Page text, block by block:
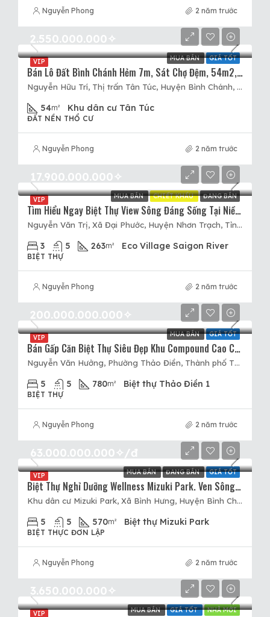
Nguyễn Phong 2 năm trước
VIP MUA BÁN GIÁ TỐT
2.550.000.000✧
Bán Lô Đất Bình Chánh Hẻm 7m, Sát Chợ Đệm, 54m2, Sổ Hồng Sẵn Công Chứng Ngay, XD Tự Do. Giá Thật
Nguyễn Hữu Trí, Thị trấn Tân Túc, Huyện Bình Chánh, Thành phố Hồ Chí Minh, Việt Nam, Thị trấn Tân Túc, Huyện Bình Chánh, Hồ Chí Minh
54m² Khu dân cư Tân Túc
ĐẤT NỀN THỔ CƯ
Nguyễn Phong 2 năm trước
VIP MUA BÁN CHIẾT KHẤU ĐANG BÁN
17.900.000.000✧
Tìm Hiểu Ngay Biệt Thự View Sông Đáng Sống Tại Niềm Nam. Chuẩn Yếu Tố Sống Xanh Tại Eco Village Saigon River
Nguyễn Văn Trị, Xã Đại Phước, Huyện Nhơn Trạch, Tỉnh Đồng Nai, Việt Nam, Huyện Nhơn Trạch, Đồng Nai
3 5 263m² Eco Village Saigon River
BIỆT THỰ
Nguyễn Phong 2 năm trước
VIP MUA BÁN GIÁ TỐT
200.000.000.000✧
Bán Gấp Căn Biệt Thự Siêu Đẹp Khu Compound Cao Cấp Thảo Điền. Giá Cực Tốt. 200 Tỷ – 780m2. Cực Hot…
Nguyễn Văn Hưởng, Phường Thảo Điền, Thành phố Thủ Đức, Thành phố Hồ Chí Minh, 71107, Việt Nam, Quận 2, Hồ Chí Minh
5 5 780m² Biệt thự Thảo Điền 1
BIỆT THỰ
Nguyễn Phong 2 năm trước
VIP MUA BÁN ĐANG BÁN GIÁ TỐT
63.000.000.000✧/đ
Biệt Thự Nghỉ Dưỡng Wellness Mizuki Park. Ven Sông. Trực Tiếp CĐT. Chỉ Số Lượng Giới Hạn
Khu dân cư Mizuki Park, Xã Bình Hưng, Huyện Bình Chánh, Hồ Chí Minh
5 5 570m² Biệt thự Mizuki Park
BIỆT THỰC ĐƠN LẬP
Nguyễn Phong 2 năm trước
VIP MUA BÁN GIÁ TỐT NHÀ MỚI
3.650.000.000✧